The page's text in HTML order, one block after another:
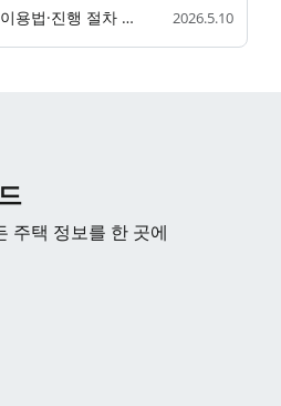
경매 사건 검색 - 사이트·이용법·진행 절차 안내 2026.5.10
주택 정보를 한 곳에